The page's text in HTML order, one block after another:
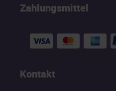
Zahlungsmittel
Kontakt